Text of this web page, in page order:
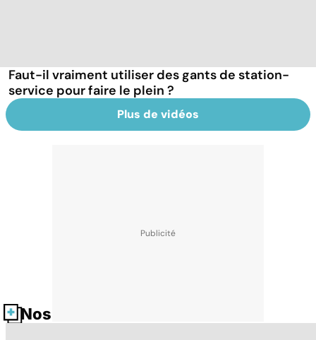
Faut-il vraiment utiliser des gants de station-
service pour faire le plein ?
Plus de vidéos
Nos fiches santé